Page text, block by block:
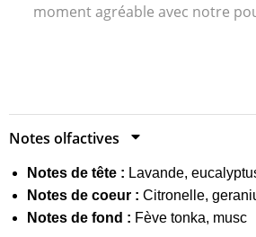
moment agréable avec notre
Notes olfactives
Notes de tête : Lavande,
Notes de coeur : Citronelle,
Notes de fond : Fève tonka, musc